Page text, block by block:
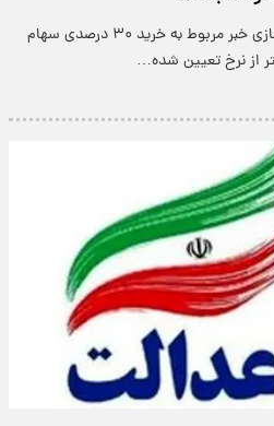
پارسینه: معاون سازمان خصوصی‌سازی خبر مربوط به خرید ۳۰ درصدی سهام
از نرخ تعیین شده…